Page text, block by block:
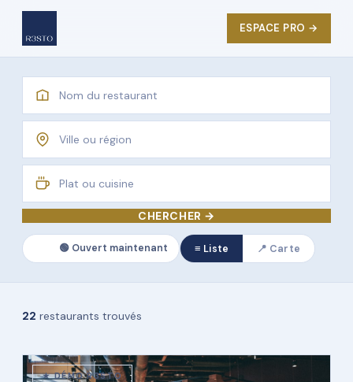
ESPACE PRO →
CHERCHER →
🟢 Ouvert maintenant ≡ Liste 📍 Carte
22 restaurants trouvés
★ DÉMO R3STO